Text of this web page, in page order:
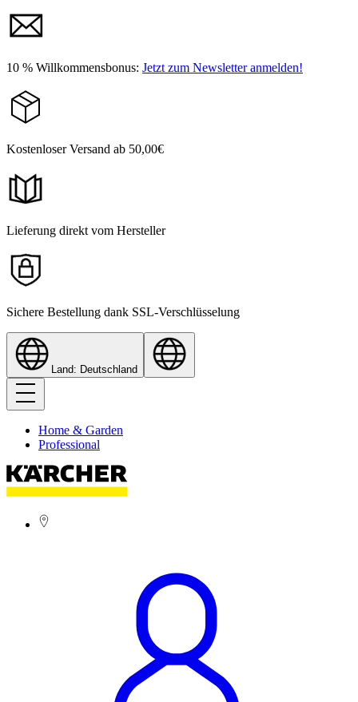
10 % Willkommensbonus: Jetzt zum Newsletter anmelden!
Kostenloser Versand ab 50,00€
Lieferung direkt vom Hersteller
Sichere Bestellung dank SSL-Verschlüsselung
Land: Deutschland
Home & Garden
Professional